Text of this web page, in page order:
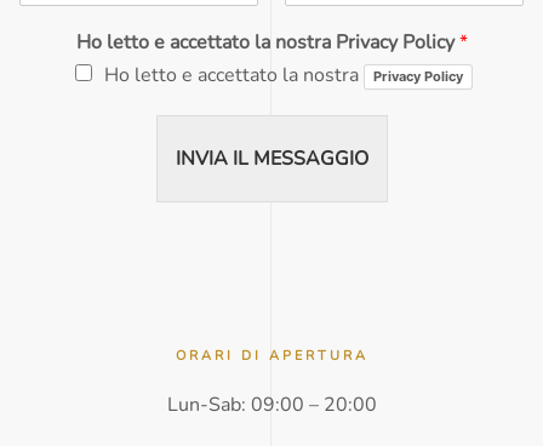
e
r
d
T
*
Ho letto e accettato la nostra Privacy Policy*
Ho letto e accettato la nostra
Privacy Policy
INVIA IL MESSAGGIO
ORARI DI APERTURA
Lun-Sab: 09:00 – 20:00